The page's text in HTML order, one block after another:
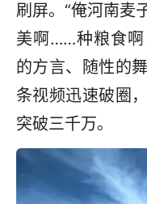
刷屏。“俺河南麦
美啊……种粮食
的方言、随性的
条视频迅速破圈
突破三千万。